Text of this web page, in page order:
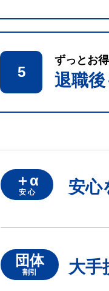
5
ずっとお得
退職後
＋α
安 心 安心
団体
割引 大手